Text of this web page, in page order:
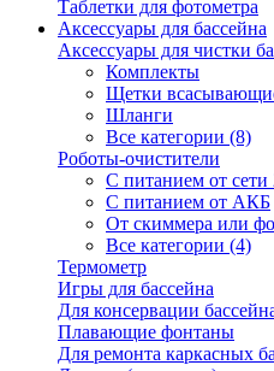
Таблетки для фотометра
Аксессуары для бассейна
Аксессуары для чистки
Комплекты
Щетки
Шланги
Все категории (8)
Роботы-очистители
С питанием от сети
С питанием от АКБ
От скиммера или
Все категории (4)
Термометр
Игры для бассейна
Для консервации
Плавающие фонтаны
Для ремонта каркасных